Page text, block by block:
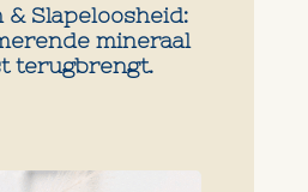
& Slapeloosheid:
mineraal
terugbrengt.